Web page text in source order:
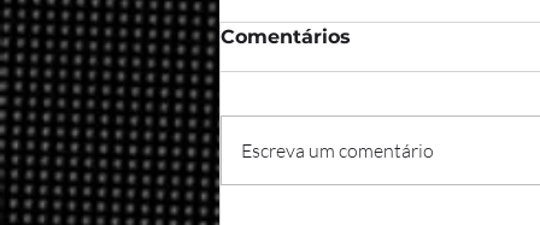
Comentários
Escreva um comentário